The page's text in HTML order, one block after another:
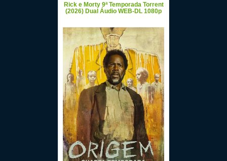
Rick e Morty 9ª Temporada Torrent
(2026) Dual Áudio WEB-DL 1080p